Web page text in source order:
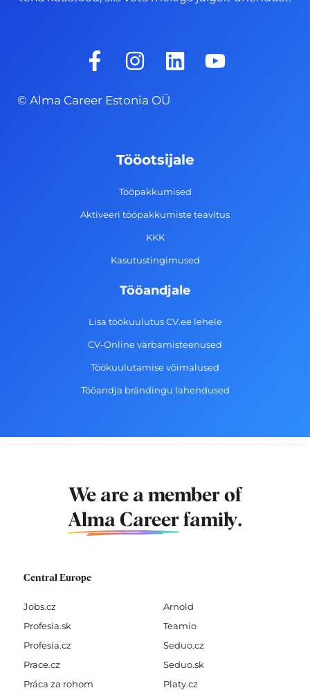
F
a
c
e
-
I
n
s
t
g
a
m
L
i
d
n
Y
o
© Alma Career Estonia OÜ
Tööotsijale
Tööpakkumised
Aktiveeri tööpakkumiste teavitus
KKK
Kasutustingimused
Tööandjale
Lisa töökuulutus CV.ee lehele
CV-Online värbamisteenused
Töökuulutamise võimalused
Tööandja brändingu lahendused
We are a member of
Alma Career family.
Central Europe
Jobs.cz
Profesia.sk
Profesia.cz
Prace.cz
Práca za rohom
Arnold
Teamio
Seduo.cz
Seduo.sk
Platy.cz